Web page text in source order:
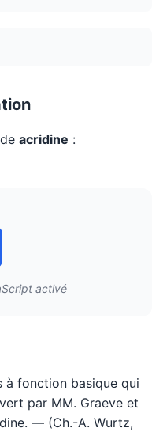
acridine :
activé
à fonction basique qui
par MM. Graeve et
— (Ch.-A. Wurtz,